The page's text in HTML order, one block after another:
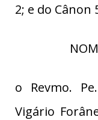
2; e do Cânon
o Revmo.
Vigário